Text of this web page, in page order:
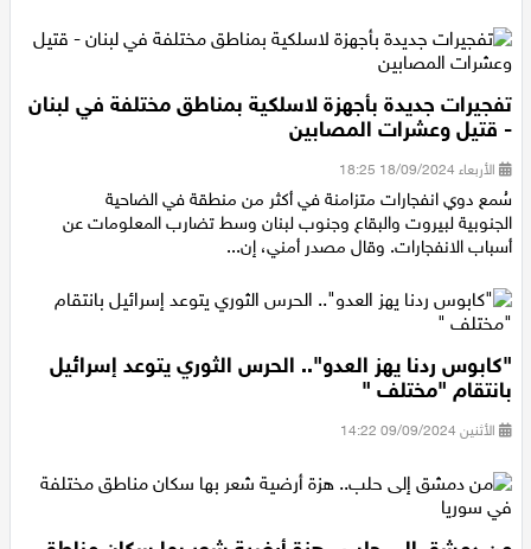
تفجيرات جديدة بأجهزة لاسلكية بمناطق مختلفة في لبنان
- قتيل وعشرات المصابين
الأربعاء 18/09/2024 18:25
سُمع دوي انفجارات متزامنة في أكثر من منطقة في الضاحية
الجنوبية لبيروت والبقاع وجنوب لبنان وسط تضارب المعلومات عن
"كابوس ردنا يهز العدو".. الحرس الثوري يتوعد إسرائيل
بانتقام "مختلف "